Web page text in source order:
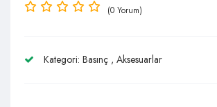
(0 Yorum)
Kategori: Basınç , Aksesuarlar